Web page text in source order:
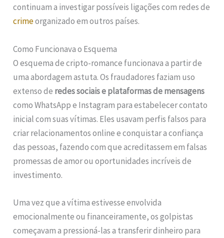
continuam a investigar possíveis ligações com redes de
crimeorganizado em outros países.
Como Funcionava o Esquema
O esquema de cripto-romance funcionava a partir de
uma abordagem astuta. Os fraudadores faziam uso
extenso de redes sociais e plataformas de mensagens
como WhatsApp e Instagram para estabelecer contato
inicial com suas vítimas. Eles usavam perfis falsos para
criar relacionamentos online e conquistar a confiança
das pessoas, fazendo com que acreditassem em falsas
promessas de amor ou oportunidades incríveis de
investimento.
Uma vez que a vítima estivesse envolvida
emocionalmente ou financeiramente, os golpistas
começavam a pressioná-las a transferir dinheiro para